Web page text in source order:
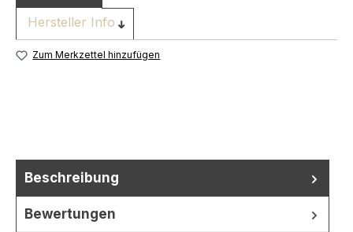
Hersteller Info
Zum Merkzettel hinzufügen
Beschreibung
Bewertungen